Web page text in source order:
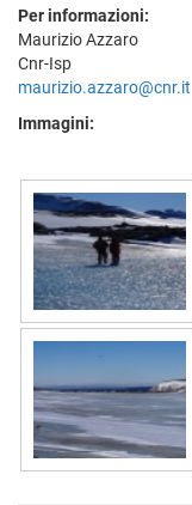
Per informazioni:
Maurizio Azzaro
Cnr-Isp
maurizio.azzaro@cnr.it
Immagini: